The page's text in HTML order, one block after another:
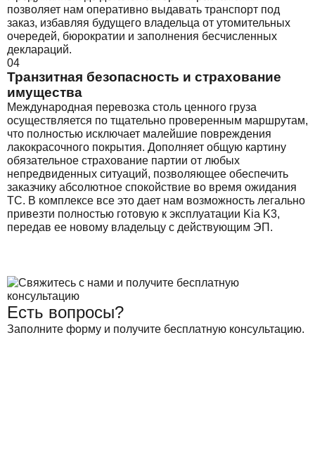
позволяет нам оперативно выдавать транспорт под
заказ, избавляя будущего владельца от утомительных
очередей, бюрократии и заполнения бесчисленных
деклараций.
04
Транзитная безопасность и страхование
имущества
Международная перевозка столь ценного груза
осуществляется по тщательно проверенным маршрутам,
что полностью исключает малейшие повреждения
лакокрасочного покрытия. Дополняет общую картину
обязательное страхование партии от любых
непредвиденных ситуаций, позволяющее обеспечить
заказчику абсолютное спокойствие во время ожидания
ТС. В комплексе все это дает нам возможность легально
привезти полностью готовую к эксплуатации Kia K3,
передав ее новому владельцу с действующим ЭП.
Есть вопросы?
Заполните форму и получите бесплатную консультацию.